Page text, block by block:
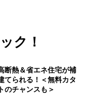
ク！
断熱＆省エネ住宅が補
てられる！＜無料カタ
のチャンスも＞